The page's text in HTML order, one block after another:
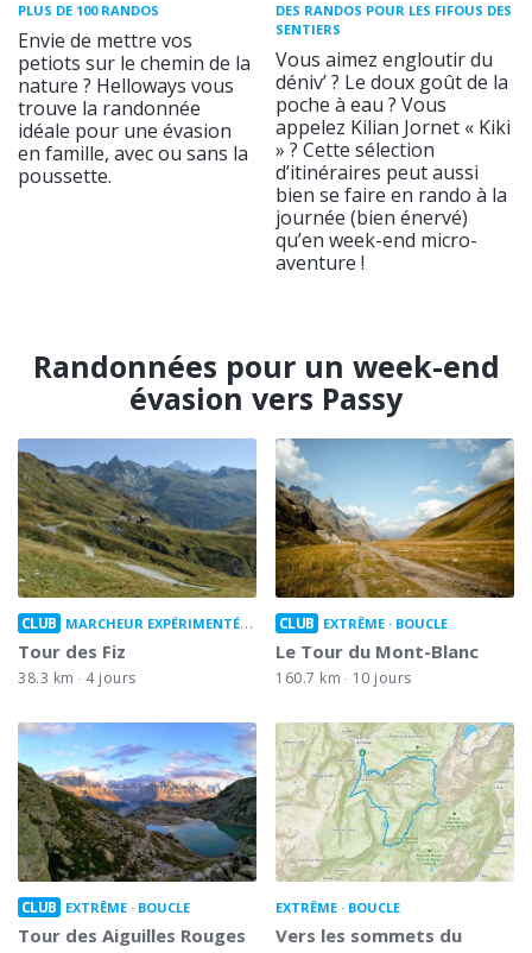
PLUS DE 100 RANDOS
Envie de mettre vos
petiots sur le chemin de la
nature ? Helloways vous
trouve la randonnée
idéale pour une évasion
en famille, avec ou sans la
poussette.
DES RANDOS POUR LES FIFOUS DES
SENTIERS
Vous aimez engloutir du
déniv’ ? Le doux goût de la
poche à eau ? Vous
appelez Kilian Jornet « Kiki
» ? Cette sélection
d’itinéraires peut aussi
bien se faire en rando à la
journée (bien énervé)
qu’en week-end micro-
aventure !
Randonnées pour un week-end
évasion vers Passy
CLUB MARCHEUR EXPÉRIMENTÉ BOUCLE
Tour des Fiz
38.3 km 4 jours
CLUB EXTRÊME BOUCLE
Le Tour du Mont-Blanc
160.7 km 10 jours
CLUB EXTRÊME BOUCLE
Tour des Aiguilles Rouges
EXTRÊME BOUCLE
Vers les sommets du